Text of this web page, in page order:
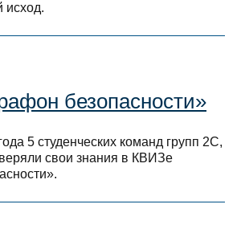
исход.
безопасности»
5 студенческих команд групп 2С,
свои знания в КВИЗе